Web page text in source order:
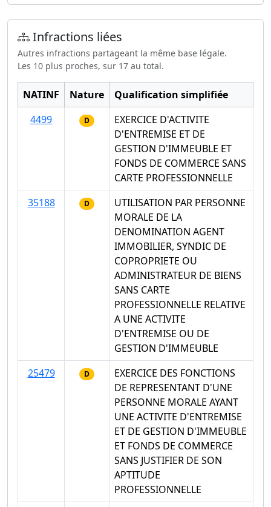
Infractions liées
Autres infractions partageant la même base légale.
Les 10 plus proches, sur 17 au total.
NATINF Nature
Qualification simplifiée
4499
D
EXERCICE D'ACTIVITE
D'ENTREMISE ET DE
GESTION D'IMMEUBLE ET
FONDS DE COMMERCE SANS
CARTE PROFESSIONNELLE
35188
D
UTILISATION PAR PERSONNE
MORALE DE LA
DENOMINATION AGENT
IMMOBILIER, SYNDIC DE
COPROPRIETE OU
ADMINISTRATEUR DE BIENS
SANS CARTE
PROFESSIONNELLE RELATIVE
A UNE ACTIVITE
D'ENTREMISE OU DE
GESTION D'IMMEUBLE
25479
D
EXERCICE DES FONCTIONS
DE REPRESENTANT D'UNE
PERSONNE MORALE AYANT
UNE ACTIVITE D'ENTREMISE
ET DE GESTION D'IMMEUBLE
ET FONDS DE COMMERCE
SANS JUSTIFIER DE SON
APTITUDE
PROFESSIONNELLE